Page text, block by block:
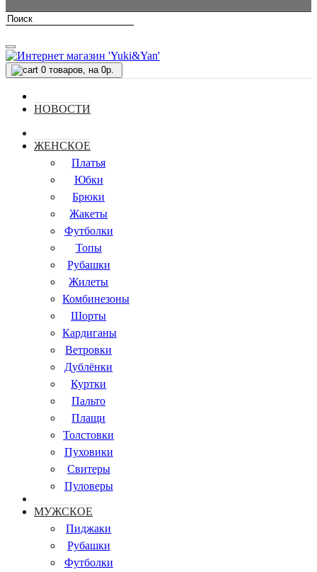
0 товаров, на 0р.
НОВОСТИ
ЖЕНСКОЕ
Платья
Юбки
Брюки
Жакеты
Футболки
Топы
Рубашки
Жилеты
Комбинезоны
Шорты
Кардиганы
Ветровки
Дублёнки
Куртки
Пальто
Плащи
Толстовки
Пуховики
Свитеры
Пуловеры
МУЖСКОЕ
Пиджаки
Рубашки
Футболки